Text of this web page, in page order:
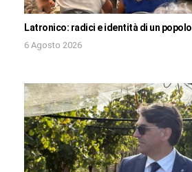
Latronico: radici e identità di un popolo
6 Agosto 2026